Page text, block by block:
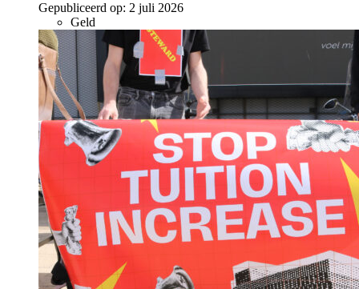
Gepubliceerd op: 2 juli 2026
Geld